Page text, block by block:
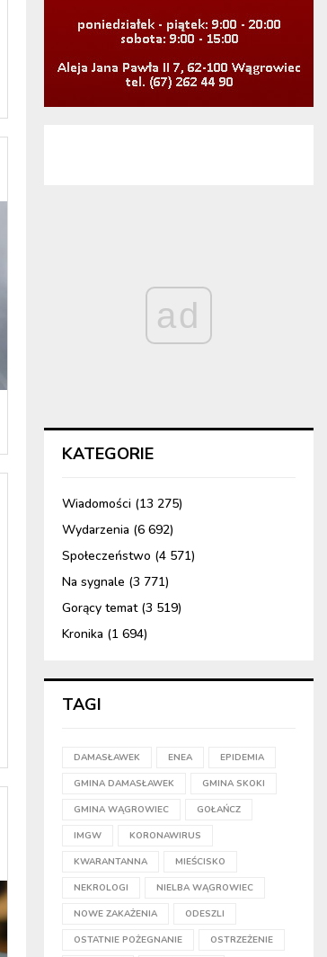
ad
KATEGORIE
Wiadomości (13 275)
Wydarzenia (6 692)
Społeczeństwo (4 571)
Na sygnale (3 771)
Gorący temat(3 519)
Kronika (1 694)
TAGI
DAMASŁAWEK ENEA EPIDEMIA
GMINA DAMASŁAWEK GMINA SKOKI
GMINA WĄGROWIEC GOŁAŃCZ
IMGW KORONAWIRUS
KWARANTANNA MIEŚCISKO
NEKROLOGI NIELBA WĄGROWIEC
NOWE ZAKAŻENIA ODESZLI
OSTATNIE POŻEGNANIE OSTRZEŻENIE